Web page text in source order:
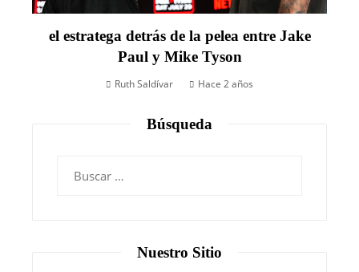
el estratega detrás de la pelea entre Jake
Paul y Mike Tyson
Ruth Saldívar Hace 2 años
Búsqueda
Nuestro Sitio